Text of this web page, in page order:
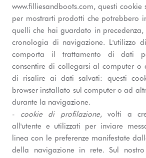
www.filliesandboots.com, questi cookie
per mostrarti prodotti che potrebbero
quelli che hai guardato in
cronologia di navigazione. L'utilizzo
comporta il trattamento di dati
consentire di collegarsi al computer o
di risalire ai dati salvati: questi
browser installato sul computer o ad
durante la navigazione.
- cookie di profilazione, volti a
all'utente e utilizzati per inviare
linea con le preferenze manifestate
della navigazione in rete. Sul